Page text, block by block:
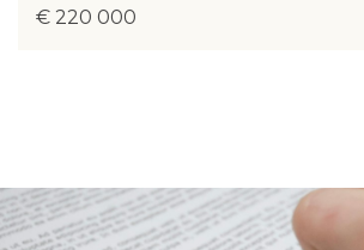
€ 220 000